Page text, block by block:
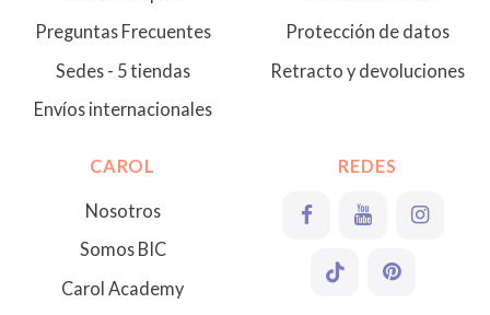
Preguntas Frecuentes
Sedes - 5 tiendas
Envíos internacionales
Protección de datos
Retracto y devoluciones
CAROL
Nosotros
Somos BIC
Carol Academy
REDES